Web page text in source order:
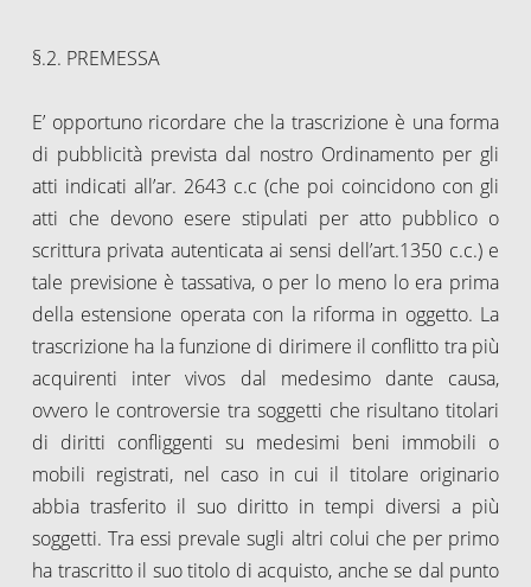
§.2. PREMESSA
E’ opportuno ricordare che la trascrizione è una forma
di pubblicità prevista dal nostro Ordinamento per gli
atti indicati all’ar. 2643 c.c (che poi coincidono con gli
atti che devono esere stipulati per atto pubblico o
scrittura privata autenticata ai sensi dell’art.1350 c.c.) e
tale previsione è tassativa, o per lo meno lo era prima
della estensione operata con la riforma in oggetto. La
trascrizione ha la funzione di dirimere il conflitto tra più
acquirenti inter vivos dal medesimo dante causa,
ovvero le controversie tra soggetti che risultano titolari
di diritti confliggenti su medesimi beni immobili o
mobili registrati, nel caso in cui il titolare originario
abbia trasferito il suo diritto in tempi diversi a più
soggetti. Tra essi prevale sugli altri colui che per primo
ha trascritto il suo titolo di acquisto, anche se dal punto